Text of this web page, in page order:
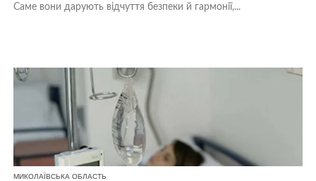
Саме вони дарують відчуття безпеки й гармонії,...
МИКОЛАЇВСЬКА ОБЛАСТЬ